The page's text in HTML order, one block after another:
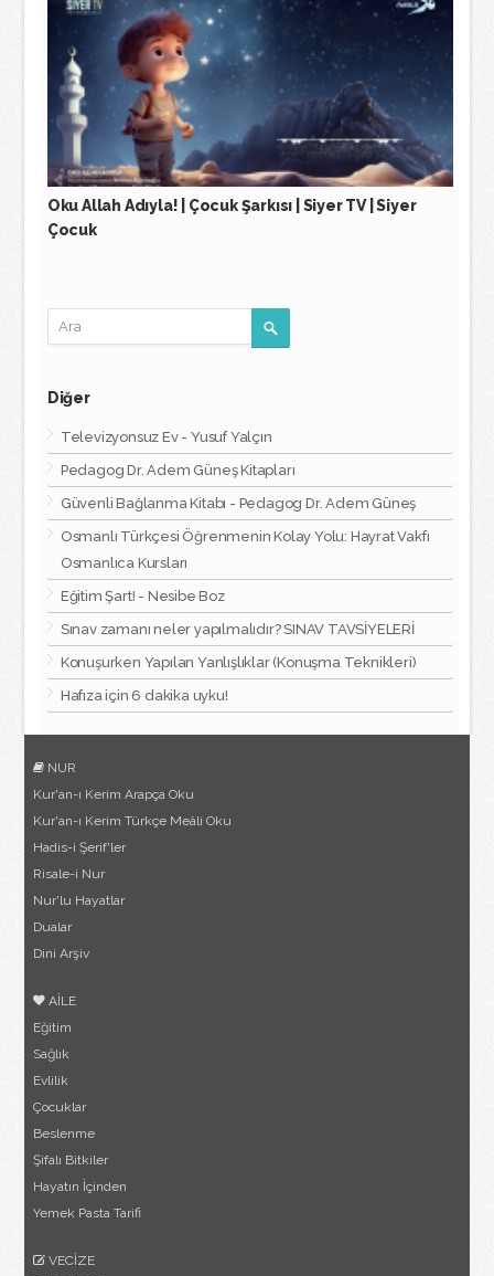
Oku Allah Adıyla! | Çocuk Şarkısı | Siyer TV | Siyer
Çocuk
Diğer
Televizyonsuz Ev - Yusuf Yalçın
Pedagog Dr. Adem Güneş Kitapları
Güvenli Bağlanma Kitabı - Pedagog Dr. Adem Güneş
Osmanlı Türkçesi Öğrenmenin Kolay Yolu: Hayrat Vakfı
Osmanlıca Kursları
Eğitim Şart! - Nesibe Boz
Sınav zamanı neler yapılmalıdır? SINAV TAVSİYELERİ
Konuşurken Yapılan Yanlışlıklar (Konuşma Teknikleri)
Hafıza için 6 dakika uyku!
NUR
Kur'an-ı Kerim Arapça Oku
Kur'an-ı Kerim Türkçe Meâli Oku
Hadis-i Şerif'ler
Risale-i Nur
Nur'lu Hayatlar
Dualar
Dini Arşiv
AİLE
Eğitim
Sağlık
Evlilik
Çocuklar
Beslenme
Şifalı Bitkiler
Hayatın İçinden
Yemek Pasta Tarifi
VECİZE